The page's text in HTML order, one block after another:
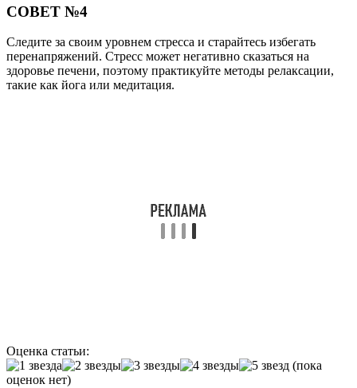
СОВЕТ №4
Следите за своим уровнем стресса и старайтесь избегать
перенапряжений. Стресс может негативно сказаться на
здоровье печени, поэтому практикуйте методы релаксации,
такие как йога или медитация.
Оценка статьи:
(пока
оценок нет)